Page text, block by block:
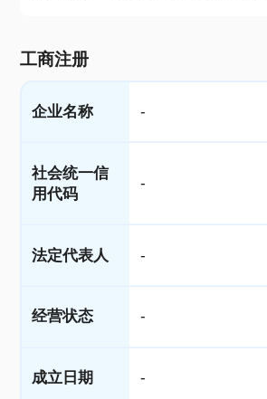
工商注册
企业名称 -
社会统一信
用代码
-
法定代表人 -
经营状态 -
成立日期 -